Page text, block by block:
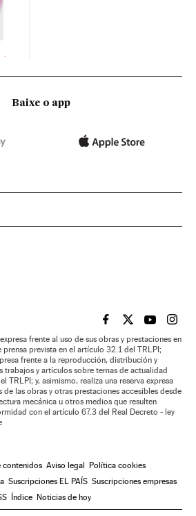
Baixe o app
EL PAÍS BRASIL EN
EL PAÍSEL PAÍS
EL
frente al uso de sus obras y prestaciones en
prensa prevista en el artículo 32.1 del TRLPI;
frente a la reproducción, distribución y
trabajos y artículos sobre temas de actualidad
TRLPI; y, asimismo, realiza una reserva expresa
de las obras y otras prestaciones accesibles desde
mecánica u otros medios que resulten
con el artículo 67.3 del Real Decreto - ley
contenidos Aviso legal
Política cookies
Suscripciones EL PAÍS Suscripciones empresas
Índice Noticias de hoy